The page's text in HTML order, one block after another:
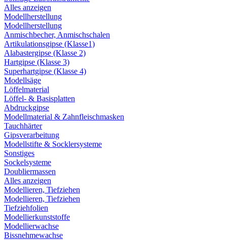
Alles anzeigen
Modellherstellung
Modellherstellung
Anmischbecher, Anmischschalen
Artikulationsgipse (Klasse1)
Alabastergipse (Klasse 2)
Hartgipse (Klasse 3)
Superhartgipse (Klasse 4)
Modellsäge
Löffelmaterial
Löffel- & Basisplatten
Abdruckgipse
Modellmaterial & Zahnfleischmasken
Tauchhärter
Gipsverarbeitung
Modellstifte & Socklersysteme
Sonstiges
Sockelsysteme
Doubliermassen
Alles anzeigen
Modellieren, Tiefziehen
Modellieren, Tiefziehen
Tiefziehfolien
Modellierkunststoffe
Modellierwachse
Bissnehmewachse